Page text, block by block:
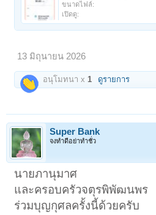
ขนาดไฟล์:
เปิดดู:
13 มิถุนายน 2026
อนุโมทนา x1 ดูรายการ
Super Bank
จงทำดีอย่าทำชั่ว
นายภานุมาศ
และครอบครัวจตุรพิพัฒนพร
ร่วมบุญกุศลครั้งนี้ด้วยครับ